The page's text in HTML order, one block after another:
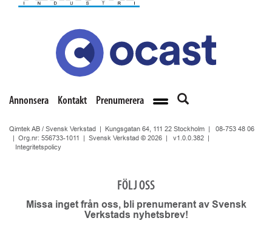
Annonsera Kontakt Prenumerera
Qimtek AB / Svensk Verkstad | Kungsgatan 64, 111 22 Stockholm | 08-753 48 06
| Org.nr: 556733-1011 | Svensk Verkstad © 2026 | v1.0.0.382
Integritetspolicy
FÖLJ OSS
Missa inget från oss, bli prenumerant av Svensk
Verkstads nyhetsbrev!